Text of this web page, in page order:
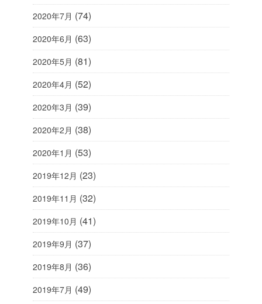
2020年7月 (74)
2020年6月 (63)
2020年5月 (81)
2020年4月 (52)
2020年3月 (39)
2020年2月 (38)
2020年1月 (53)
2019年12月 (23)
2019年11月 (32)
2019年10月 (41)
2019年9月 (37)
2019年8月 (36)
2019年7月 (49)